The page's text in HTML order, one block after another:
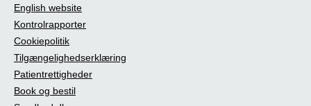
English website
Kontrolrapporter
Cookiepolitik
Tilgængelighedserklæring
Patientrettigheder
Book og bestil